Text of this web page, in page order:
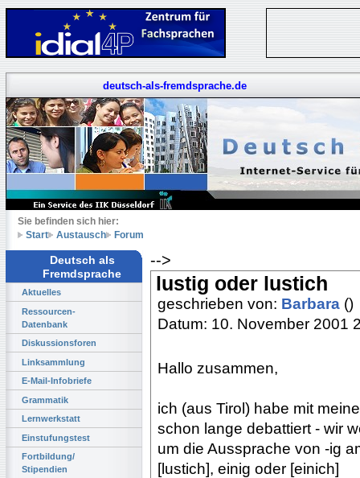
deutsch-als-fremdsprache.de
Sie befinden sich hier:
Start
Austausch Forum
Deutsch als
Fremdsprache
Aktuelles
Ressourcen-
Datenbank
Diskussionsforen
Linksammlung
E-Mail-Infobriefe
Grammatik
Lernwerkstatt
Einstufungstest
Fortbildung/
Stipendien
-->
lustig oder lustich
geschrieben von: Barbara ()
Datum: 10. November 2001
Hallo zusammen,
ich (aus Tirol) habe mit
schon lange debattiert - wir
um die Aussprache von -ig
[lustich], einig oder [einich]